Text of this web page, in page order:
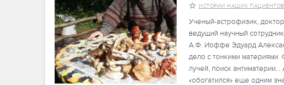
ИСТОРИИ НАШИХ ПАЦИЕНТОВ
Ученый-астрофизик,
ведущий научный
А.Ф. Иоффе Эдуард
дело с тонкими материями.
лучей, поиск
«обогатился» еще одним